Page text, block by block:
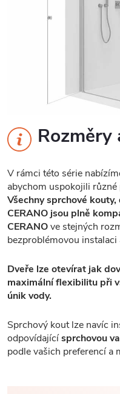
V rámci této série
abychom uspokojili
Všechny sprchové
CERANO jsou plně
CERANOve stejných
bezproblémovou instalaci
Dveře lze otevírat jak
maximální flexibilitu při
únik vody.
Sprchový kout lze navíc
odpovídajícísprchovou
podle vašich preferencí a